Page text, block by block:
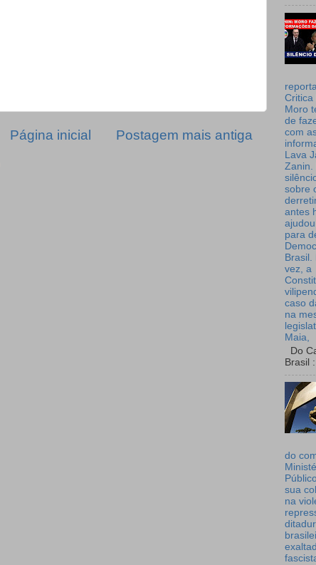
Postagem mais antiga
Página inicial
Critica
Moro
de
com
Lava
Zanin.
sobre
antes
para
Brasil.
vez, a
caso
na
Maia,
Do
Brasil :
do
sua
na